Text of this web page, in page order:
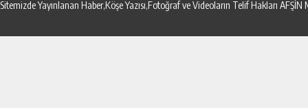
Sitemizde Yayınlanan Haber,Köşe Yazısı,Fotoğraf ve Videoların Telif Hakları